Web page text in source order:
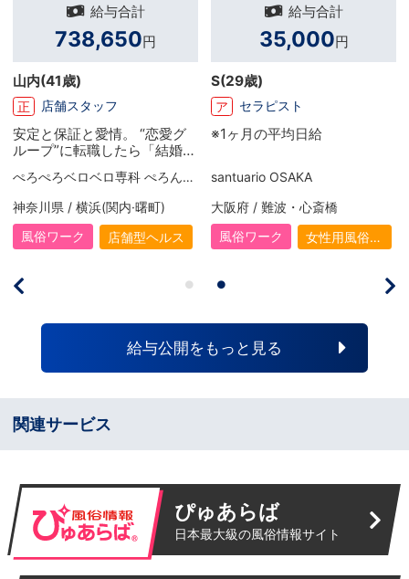
給与合計
738,650円
(41歳)
店舗スタッフ
保証と愛情。 “恋愛グ
”に転職したら「結婚で
ぺろぺろベロベロ専科 ぺろんちょ
県 / 横浜(関内·曙町)
ワーク
店舗型ヘルス
給与合計
35,000円
(29歳)
セラピスト
※1ヶ月の平均日給
santuario OSAKA
大阪府 / 難波・心斎橋
風俗ワーク
女性用風俗
頑
給与公開をもっと見る
関連サービス
ぴゅあらば
日本最大級の風俗情報サイト